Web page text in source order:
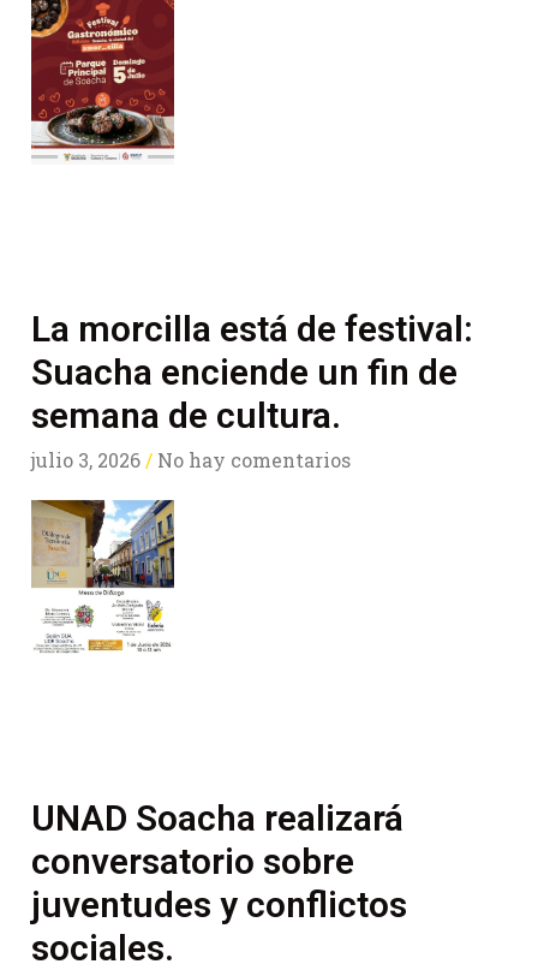
La morcilla está de festival:
Suacha enciende un fin de
semana de cultura.
julio 3, 2026 No hay comentarios
UNAD Soacha realizará
conversatorio sobre
juventudes y conflictos
sociales.